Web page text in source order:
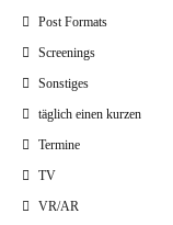
Post Formats
Screenings
Sonstiges
täglich einen kurzen
Termine
TV
VR/AR